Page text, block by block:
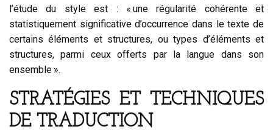
l’étude du style est : « une régularité cohérente et
statistiquement significative d’occurrence dans le texte de
certains éléments et structures, ou types d’éléments et
structures, parmi ceux offerts par la langue dans son
ensemble ».
STRATÉGIES ET TECHNIQUES
DE TRADUCTION